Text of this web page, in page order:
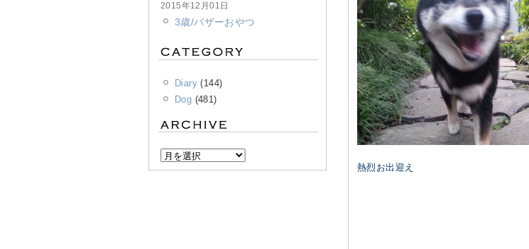
熱烈お出迎え
2015年12月01日
3歳/バザーおやつ
Diary(144)
Dog (481)